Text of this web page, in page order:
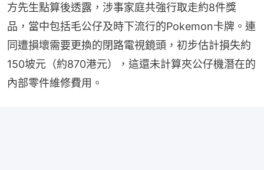
方先生點算後透露，涉事家庭共強行取走約8件獎
品，當中包括毛公仔及時下流行的Pokemon卡牌。連
同遭損壞需要更換的閉路電視鏡頭，初步估計損失約
150坡元（約870港元），這還未計算夾公仔機潛在的
內部零件維修費用。